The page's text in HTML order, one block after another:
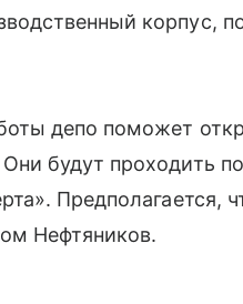
корпус,
депо поможет
будут проходить
Предполагается,
Нефтяников.